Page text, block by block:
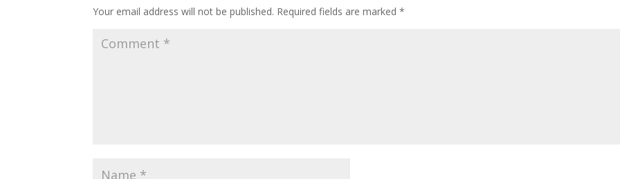
Your email address will not be published. Required fields are marked*